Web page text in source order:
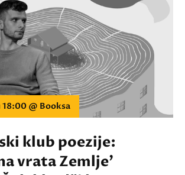
@ Booksa
klub poezije:
vrata Zemlje'